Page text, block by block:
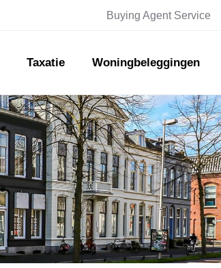
Buying Agent Service
Taxatie Woningbeleggingen